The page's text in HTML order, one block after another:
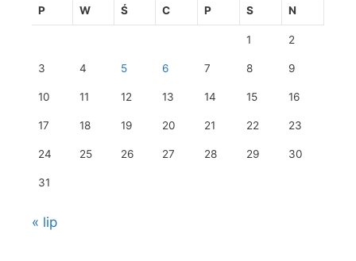
P W Ś C P S N
1 2
3 4 5 6 7 8 9
10 11 12 13 14 15 16
17 18 19 20 21 22 23
24 25 26 27 28 29 30
31
« lip